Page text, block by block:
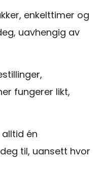
enkelttimer og
uavhengig av
fungerer likt,
alltid én
til, uansett hvor